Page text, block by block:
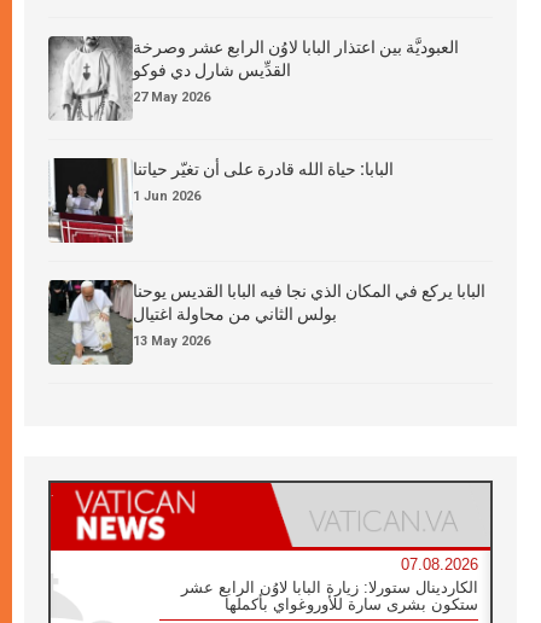
العبوديَّة بين اعتذار البابا لاوُن الرابع عشر وصرخة
القدِّيس شارل دي فوكو
27 May 2026
البابا: حياة الله قادرة على أن تغيّر حياتنا
1 Jun 2026
البابا يركع في المكان الذي نجا فيه البابا القديس يوحنا
بولس الثاني من محاولة اغتيال
13 May 2026
07.08.2026
الكاردينال ستورلا: زيارة البابا لاوُن الرابع عشر
ستكون بشرى سارة للأوروغواي بأكملها